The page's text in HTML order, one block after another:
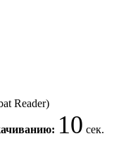
Reader)
10 сек.